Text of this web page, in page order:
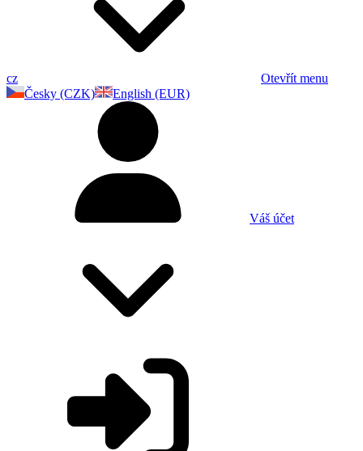
cz
Otevřít menu
Česky (CZK)
English (EUR)
Váš účet